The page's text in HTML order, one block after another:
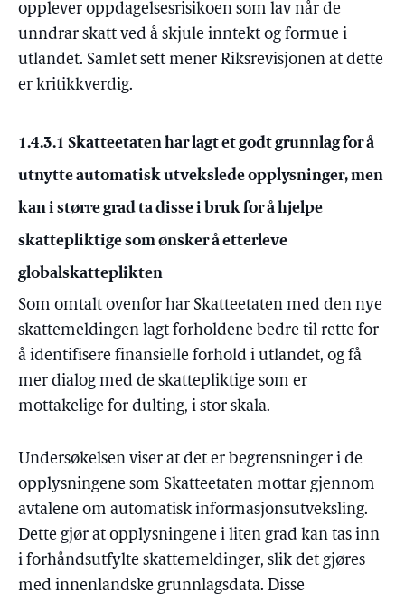
opplever oppdagelsesrisikoen som lav når de
unndrar skatt ved å skjule inntekt og formue i
utlandet. Samlet sett mener Riksrevisjonen at dette
er kritikkverdig.
1.4.3.1 Skatteetaten har lagt et godt grunnlag for å
utnytte automatisk utvekslede opplysninger, men
kan i større grad ta disse i bruk for å hjelpe
skattepliktige som ønsker å etterleve
globalskatteplikten
Som omtalt ovenfor har Skatteetaten med den nye
skattemeldingen lagt forholdene bedre til rette for
å identifisere finansielle forhold i utlandet, og få
mer dialog med de skattepliktige som er
mottakelige for dulting, i stor skala.
Undersøkelsen viser at det er begrensninger i de
opplysningene som Skatteetaten mottar gjennom
avtalene om automatisk informasjonsutveksling.
Dette gjør at opplysningene i liten grad kan tas inn
i forhåndsutfylte skattemeldinger, slik det gjøres
med innenlandske grunnlagsdata. Disse